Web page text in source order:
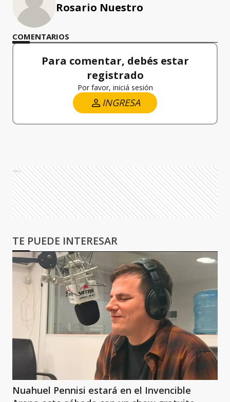
Rosario Nuestro
COMENTARIOS
Para comentar, debés estar
registrado
Por favor, iniciá sesión
INGRESA
Ads
TE PUEDE INTERESAR
Nuahuel Pennisi estará en el Invencible